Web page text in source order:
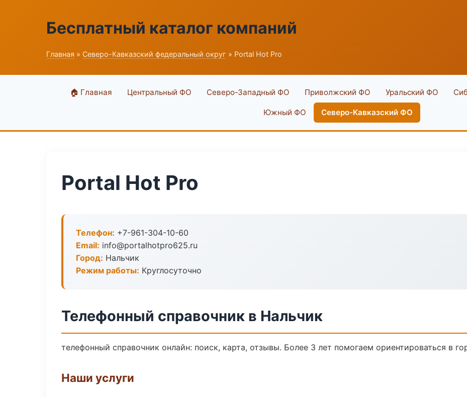
Бесплатный каталог компаний
Главная » Северо-Кавказский федеральный округ » Portal Hot Pro
🏠 Главная Центральный ФО Северо-Западный ФО Приволжский ФО Уральский ФО
Южный ФО Северо-Кавказский ФО
Portal Hot Pro
Телефон: +7-961-304-10-60
Email: info@portalhotpro625.ru
Город: Нальчик
Режим работы: Круглосуточно
Телефонный справочник в Нальчик
телефонный справочник онлайн: поиск, карта, отзывы. Более 3 лет помогаем ориентироваться в
Наши услуги